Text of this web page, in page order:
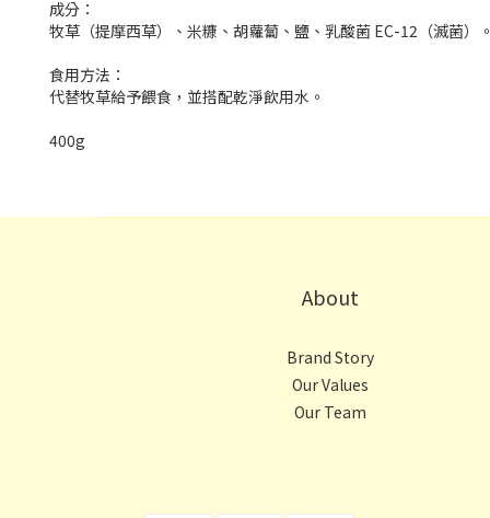
成分：
牧草（提摩西草）、米糠、胡蘿蔔、鹽、乳酸菌 EC-12（滅菌）。
食用方法：
代替牧草給予餵食，並搭配乾淨飲用水。
400g
About
Brand Story
Our Values
Our Team